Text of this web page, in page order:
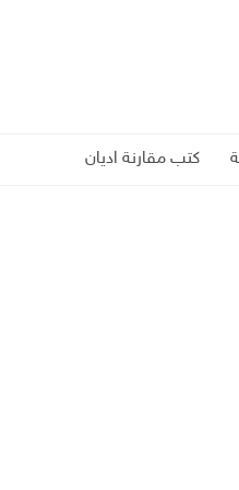
كتب مقارنة اديان